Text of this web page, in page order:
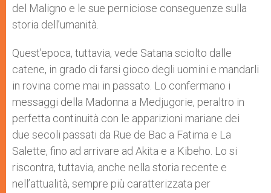
del Maligno e le sue perniciose conseguenze sulla
storia dell’umanità.
Quest’epoca, tuttavia, vede Satana sciolto dalle
catene, in grado di farsi gioco degli uomini e mandarli
in rovina come mai in passato. Lo confermano i
messaggi della Madonna a Medjugorie, peraltro in
perfetta continuità con le apparizioni mariane dei
due secoli passati da Rue de Bac a Fatima e La
Salette, fino ad arrivare ad Akita e a Kibeho. Lo si
riscontra, tuttavia, anche nella storia recente e
nell’attualità, sempre più caratterizzata per